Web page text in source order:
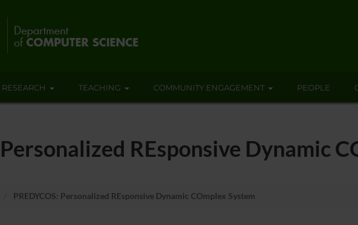
RESEARCH TEACHING COMMUNITY ENGAGEMENT PEOPLE
REsponsive Dynamic
PREDYCOS: Personalized REsponsive Dynamic COmplex System